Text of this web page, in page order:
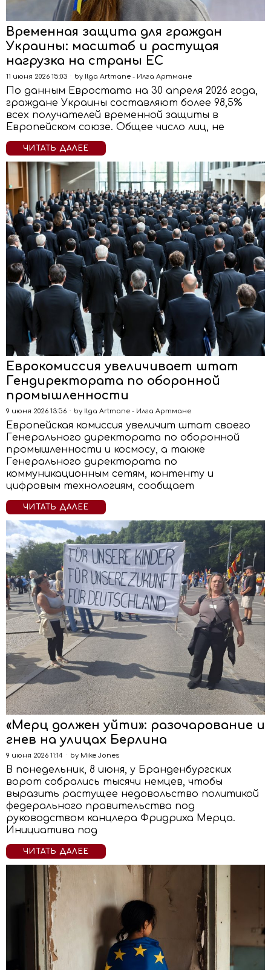
Временная защита для граждан
Украины: масштаб и растущая
нагрузка на страны ЕС
11 июня 2026 15:03 by Ilga Artmane - Илга Артмане
По данным Евростата на 30 апреля 2026 года,
граждане Украины составляют более 98,5%
всех получателей временной защиты в
Европейском союзе. Общее число лиц, не
ЧИТАТЬ ДАЛЕЕ
Еврокомиссия увеличивает штат
Гендиректората по оборонной
промышленности
9 июня 2026 13:56 by Ilga Artmane - Илга Артмане
Европейская комиссия увеличит штат своего
Генерального директората по оборонной
промышленности и космосу, а также
Генерального директората по
коммуникационным сетям, контенту и
цифровым технологиям, сообщает
ЧИТАТЬ ДАЛЕЕ
«Мерц должен уйти»: разочарование и
гнев на улицах Берлина
9 июня 2026 11:14 by Mike Jones
В понедельник, 8 июня, у Бранденбургских
ворот собрались тысячи немцев, чтобы
выразить растущее недовольство политикой
федерального правительства под
руководством канцлера Фридриха Мерца.
Инициатива под
ЧИТАТЬ ДАЛЕЕ